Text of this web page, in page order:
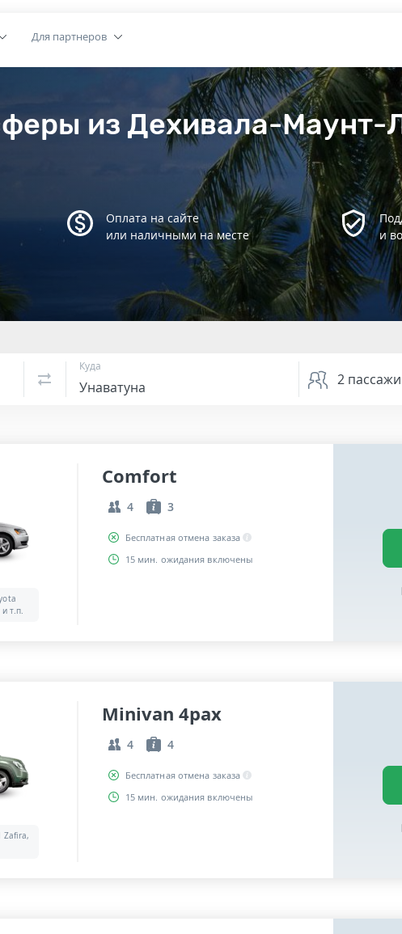
Для партнеров
из Дехивала-Маунт-
Оплата на сайте
или наличными на месте
и
Куда
2
т.п.
Comfort
4 3
Бесплатная отмена заказа
15 мин. ожидания включены
Zafira,
Minivan 4pax
4 4
Бесплатная отмена заказа
15 мин. ожидания включены